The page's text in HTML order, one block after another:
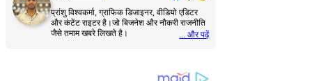
प्रांशु विश्वकर्मा, ग्राफिक डिजाइनर, वीडियो एडिटर
और कंटेंट राइटर है।जो बिजनेश और नौकरी राजनीति
जैसे तमाम खबरे लिखते है।
... और पढ़ें